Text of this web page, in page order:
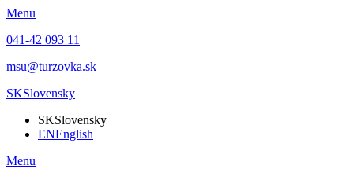
Menu
041-42 093 11
msu@turzovka.sk
SKSlovensky
SKSlovensky
ENEnglish
Menu